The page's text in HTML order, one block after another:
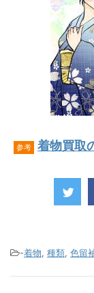
参考 着物買取
-着物, 種類, 色留